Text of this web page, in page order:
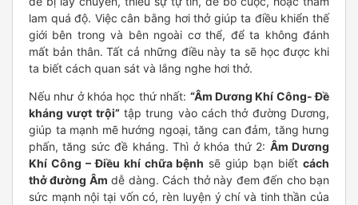
lam quá độ. Việc cân bằng hơi thở giúp ta điều khiển thế
giới bên trong và bên ngoài cơ thể, để ta không đánh
mất bản thân. Tất cả những điều này ta sẽ học được khi
ta biết cách quan sát và lắng nghe hơi thở.
Nếu như ở khóa học thứ nhất: “Âm Dương Khí Công- Đề
kháng vượt trội” tập trung vào cách thở đường Dương,
giúp ta mạnh mẽ hướng ngoại, tăng can đảm, tăng hưng
phấn, tăng sức đề kháng. Thì ở khóa thứ 2: Âm Dương
Khí Công – Điều khí chữa bệnh sẽ giúp bạn biếtcách
thở đường Âm dễ dàng. Cách thở này đem đến cho bạn
sức mạnh nội tại vốn có, rèn luyện ý chí và tinh thần của